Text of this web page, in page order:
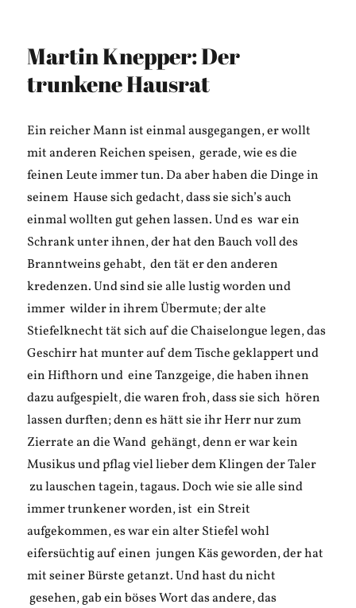
Martin Knepper: Der
trunkene Hausrat
Ein reicher Mann ist einmal ausgegangen, er wollt
mit anderen Reichen speisen, gerade, wie es die
feinen Leute immer tun. Da aber haben die Dinge in
seinem Hause sich gedacht, dass sie sich’s auch
einmal wollten gut gehen lassen. Und es war ein
Schrank unter ihnen, der hat den Bauch voll des
Branntweins gehabt, den tät er den anderen
kredenzen. Und sind sie alle lustig worden und
immer wilder in ihrem Übermute; der alte
Stiefelknecht tät sich auf die Chaiselongue legen, das
Geschirr hat munter auf dem Tische geklappert und
ein Hifthorn und eine Tanzgeige, die haben ihnen
dazu aufgespielt, die waren froh, dass sie sich hören
lassen durften; denn es hätt sie ihr Herr nur zum
Zierrate an die Wand gehängt, denn er war kein
Musikus und pflag viel lieber dem Klingen der Taler
zu lauschen tagein, tagaus. Doch wie sie alle sind
immer trunkener worden, ist ein Streit
aufgekommen, es war ein alter Stiefel wohl
eifersüchtig auf einen jungen Käs geworden, der hat
mit seiner Bürste getanzt. Und hast du nicht
gesehen, gab ein böses Wort das andere, das